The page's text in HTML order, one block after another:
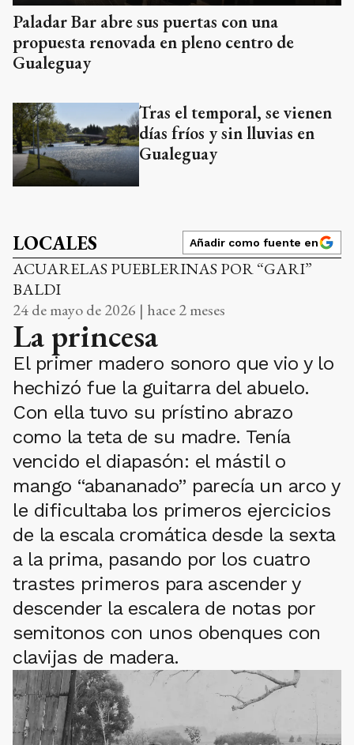
Paladar Bar abre sus puertas con una
propuesta renovada en pleno centro de
Gualeguay
Tras el temporal, se vienen
días fríos y sin lluvias en
Gualeguay
LOCALES Añadir como fuente en
ACUARELAS PUEBLERINAS POR “GARI”
BALDI
24 de mayo de 2026 | hace 2 meses
La princesa
El primer madero sonoro que vio y lo
hechizó fue la guitarra del abuelo.
Con ella tuvo su prístino abrazo
como la teta de su madre. Tenía
vencido el diapasón: el mástil o
mango “abananado” parecía un arco y
le dificultaba los primeros ejercicios
de la escala cromática desde la sexta
a la prima, pasando por los cuatro
trastes primeros para ascender y
descender la escalera de notas por
semitonos con unos obenques con
clavijas de madera.